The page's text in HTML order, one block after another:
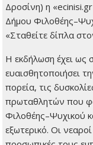
Δροσίνη) η
Δήμου
«Σταθείτε δίπλα
Η εκδήλωση έχει ως
ευαισθητοποιήσει
πορεία, τις
πρωταθλητών που
Φιλοθέης–Ψυχικού
εξωτερικό. Οι